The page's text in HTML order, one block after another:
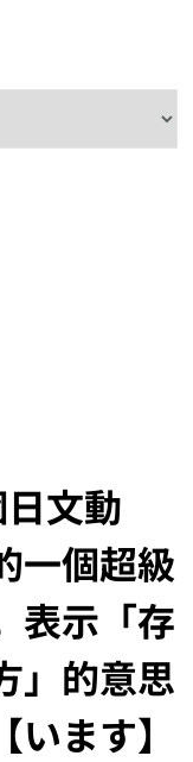
日文動
一個超級
表示「存
」的意思
います】